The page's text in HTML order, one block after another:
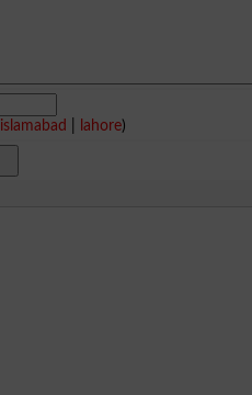
islamabad lahore)